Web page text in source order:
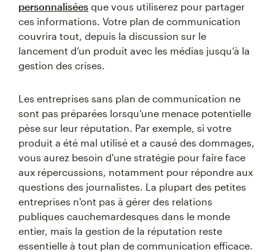
personnalisées que vous utiliserez pour partager
ces informations. Votre plan de communication
couvrira tout, depuis la discussion sur le
lancement d’un produit avec les médias jusqu’à la
gestion des crises.
Les entreprises sans plan de communication ne
sont pas préparées lorsqu’une menace potentielle
pèse sur leur réputation. Par exemple, si votre
produit a été mal utilisé et a causé des dommages,
vous aurez besoin d'une stratégie pour faire face
aux répercussions, notamment pour répondre aux
questions des journalistes. La plupart des petites
entreprises n'ont pas à gérer des relations
publiques cauchemardesques dans le monde
entier, mais la gestion de la réputation reste
essentielle à tout plan de communication efficace.